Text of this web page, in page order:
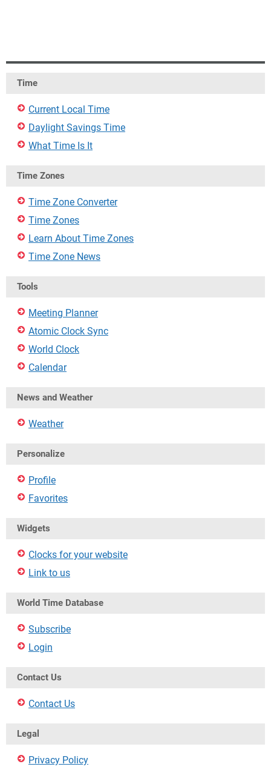
Time
Current Local Time
Daylight Savings Time
What Time Is It
Time Zones
Time Zone Converter
Time Zones
Learn About Time Zones
Time Zone News
Tools
Meeting Planner
Atomic Clock Sync
World Clock
Calendar
News and Weather
Weather
Personalize
Profile
Favorites
Widgets
Clocks for your website
Link to us
World Time Database
Subscribe
Login
Contact Us
Contact Us
Legal
Privacy Policy